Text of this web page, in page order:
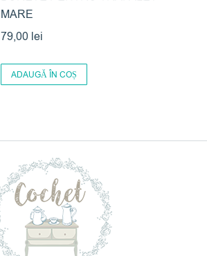
MARE
79,00 lei
ADAUGĂ ÎN COȘ